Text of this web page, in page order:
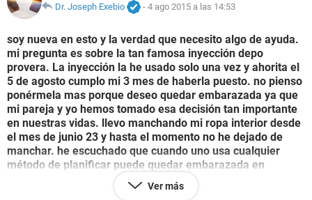
SEXUALIDAD
GLOSARIO
Dr. Joseph Exebio
- 4 ago 2015 a las 14:53
soy nueva en esto y la verdad que necesito algo de ayuda.
mi pregunta es sobre la tan famosa inyección depo
provera. La inyección la he usado solo una vez y ahorita el
5 de agosto cumplo mi 3 mes de haberla puesto. no pienso
ponérmela mas porque deseo quedar embarazada ya que
mi pareja y yo hemos tomado esa decisión tan importante
en nuestras vidas. llevo manchando mi ropa interior desde
el mes de junio 23 y hasta el momento no he dejado de
manchar. he escuchado que cuando uno usa cualquier
método de planificar puede quedar embarazada en
cualquier momento al dejarla de usar ya que se vuelve mas
fértil. no se que tan cierto sea y por eso estoy aquí. ya
Ver más